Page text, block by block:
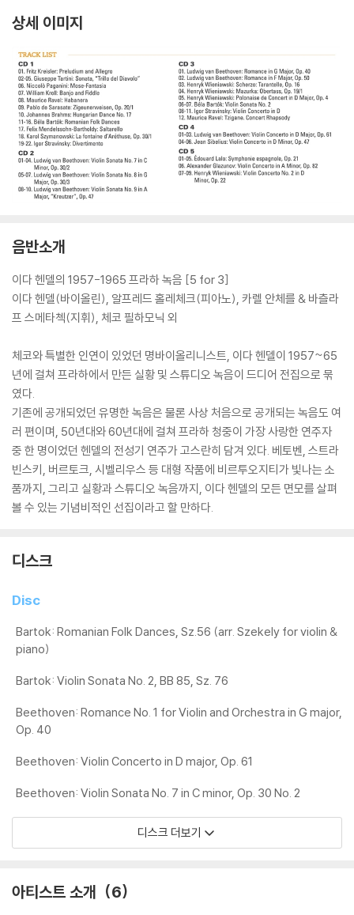
스트라
t')
상세 이미지
음반소개
이다 헨델의 1957-1965 프라하 녹음 [5 for 3]
이다 헨델(바이올린), 알프레드 홀레체크(피아노), 카렐 안체를 & 바츨라
프 스메타첵(지휘), 체코 필하모닉 외
체코와 특별한 인연이 있었던 명바이올리니스트, 이다 헨델이 1957~65
년에 걸쳐 프라하에서 만든 실황 및 스튜디오 녹음이 드디어 전집으로 묶
였다.
기존에 공개되었던 유명한 녹음은 물론 사상 처음으로 공개되는 녹음도 여
러 편이며, 50년대와 60년대에 걸쳐 프라하 청중이 가장 사랑한 연주자
중 한 명이었던 헨델의 전성기 연주가 고스란히 담겨 있다. 베토벤, 스트라
빈스키, 버르토크, 시벨리우스 등 대형 작품에 비르투오지티가 빛나는 소
품까지, 그리고 실황과 스튜디오 녹음까지, 이다 헨델의 모든 면모를 살펴
볼 수 있는 기념비적인 선집이라고 할 만하다.
디스크
Disc
Bartok: Romanian Folk Dances, Sz.56 (arr. Szekely for violin &
piano)
Bartok: Violin Sonata No. 2, BB 85, Sz. 76
Beethoven: Romance No. 1 for Violin and Orchestra in G major,
Op. 40
Beethoven: Violin Concerto in D major, Op. 61
Beethoven: Violin Sonata No. 7 in C minor, Op. 30 No. 2
디스크 더보기
아티스트 소개 6